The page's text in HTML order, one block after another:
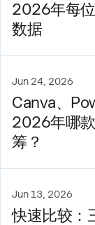
2026年每
数据
Jun 24, 2026
Canva、
2026年哪
筹？
Jun 13, 2026
快速比较：